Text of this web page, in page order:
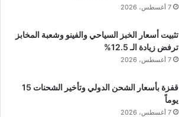
7 أغسطس، 2026
تثبيت أسعار الخبز السياحي والفينو وشعبة المخابز
ترفض زيادة الـ 12.5%
7 أغسطس، 2026
قفزة بأسعار الشحن الدولي وتأخير الشحنات 15
يوماً
7 أغسطس، 2026